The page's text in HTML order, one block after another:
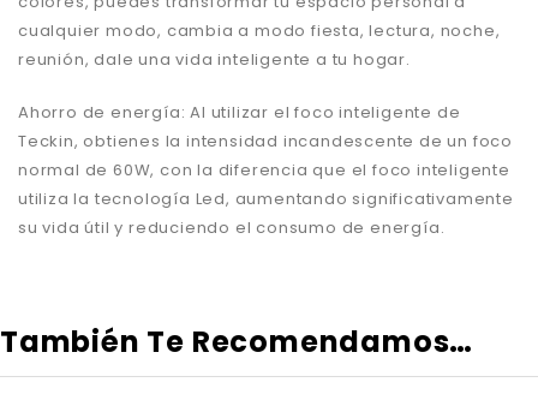
cualquier modo, cambia a modo fiesta, lectura, noche,
reunión, dale una vida inteligente a tu hogar.
Ahorro de energía: Al utilizar el foco inteligente de
Teckin, obtienes la intensidad incandescente de un foco
normal de 60W, con la diferencia que el foco inteligente
utiliza la tecnología Led, aumentando significativamente
su vida útil y reduciendo el consumo de energía.
También Te Recomendamos…